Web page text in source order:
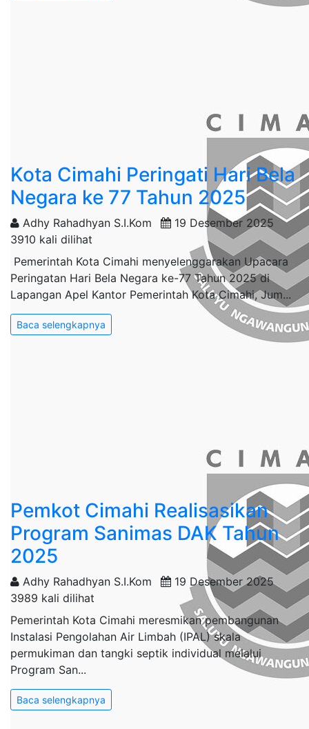
Kota Cimahi Peringati Hari Bela
Negara ke 77 Tahun 2025
Adhy Rahadhyan S.I.Kom
19 Desember 2025
3910 kali dilihat
Pemerintah Kota Cimahi menyelenggarakan Upacara
Peringatan Hari Bela Negara ke-77 Tahun 2025 di
Lapangan Apel Kantor Pemerintah Kota Cimahi, Jum...
Baca selengkapnya
Pemkot Cimahi Realisasikan
Program Sanimas DAK Tahun
2025
Adhy Rahadhyan S.I.Kom
19 Desember 2025
3989 kali dilihat
Pemerintah Kota Cimahi meresmikan pembangunan
Instalasi Pengolahan Air Limbah (IPAL) skala
permukiman dan tangki septik individual melalui
Program San...
Baca selengkapnya